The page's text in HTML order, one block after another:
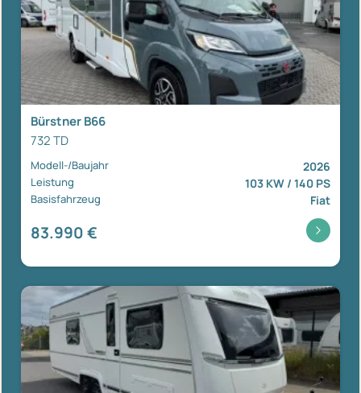
Bürstner B66
732 TD
Modell-/Baujahr 2026
Leistung 103 KW / 140 PS
Basisfahrzeug Fiat
83.990 €